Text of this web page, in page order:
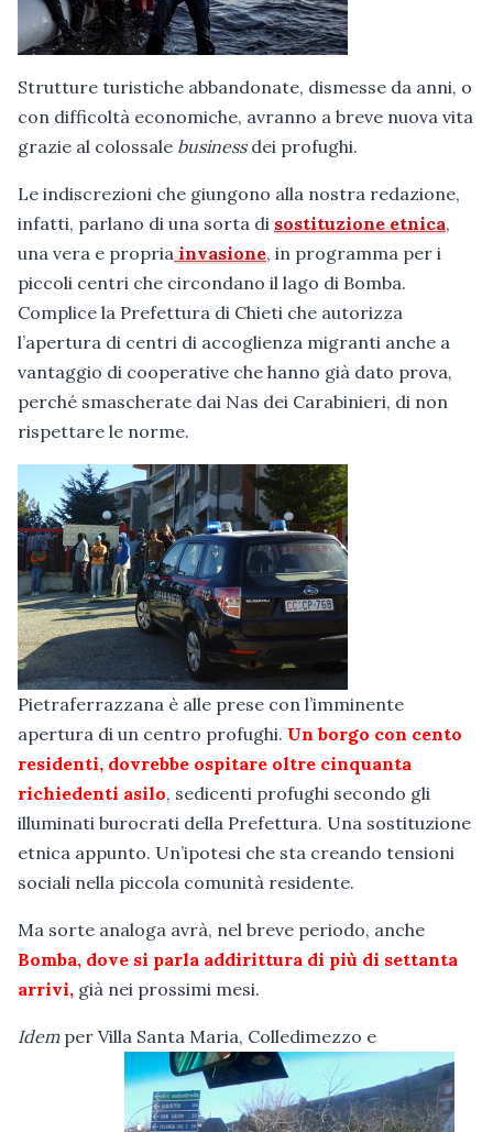
Strutture turistiche abbandonate, dismesse da anni, o
con difficoltà economiche, avranno a breve nuova vita
grazie al colossale businessdei profughi.
Le indiscrezioni che giungono alla nostra redazione,
infatti, parlano di una sorta di sostituzione etnica,
una vera e propriainvasione, in programma per i
piccoli centri che circondano il lago di Bomba.
Complice la Prefettura di Chieti che autorizza
l’apertura di centri di accoglienza migranti anche a
vantaggio di cooperative che hanno già dato prova,
perché smascherate dai Nas dei Carabinieri, di non
rispettare le norme.
Pietraferrazzana è alle prese con l’imminente
apertura di un centro profughi. Un borgo con cento
residenti, dovrebbe ospitare oltre cinquanta
richiedenti asilo, sedicenti profughi secondo gli
illuminati burocrati della Prefettura. Una sostituzione
etnica appunto. Un’ipotesi che sta creando tensioni
sociali nella piccola comunità residente.
Ma sorte analoga avrà, nel breve periodo, anche
Bomba, dove si parla addirittura di più di settanta
arrivi, già nei prossimi mesi.
Idemper Villa Santa Maria, Colledimezzo e